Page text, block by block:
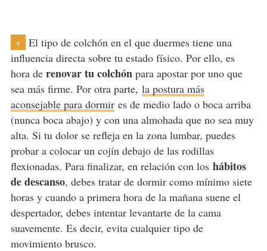
+
El tipo de colchón en el que duermes tiene una
influencia directa sobre tu estado físico. Por ello, es
hora de renovar tu colchónpara apostar por uno que
sea más firme. Por otra parte, la postura más
aconsejable para dormires de medio lado o boca arriba
(nunca boca abajo) y con una almohada que no sea muy
alta. Si tu dolor se refleja en la zona lumbar, puedes
probar a colocar un cojín debajo de las rodillas
flexionadas. Para finalizar, en relación con los hábitos
de descanso, debes tratar de dormir como mínimo siete
horas y cuando a primera hora de la mañana suene el
despertador, debes intentar levantarte de la cama
suavemente. Es decir, evita cualquier tipo de
movimiento brusco.